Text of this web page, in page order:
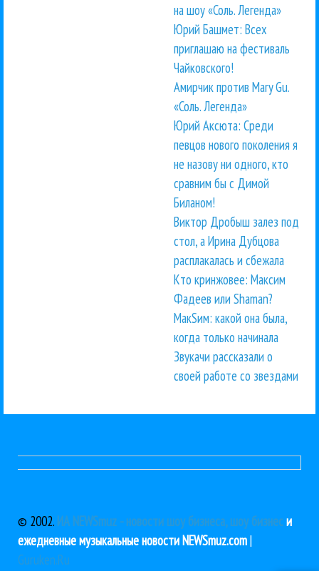
на шоу «Соль. Легенда»
Юрий Башмет: Всех
приглашаю на фестиваль
Чайковского!
Амирчик против Mary Gu.
«Соль. Легенда»
Юрий Аксюта: Среди
певцов нового поколения я
не назову ни одного, кто
сравним бы с Димой
Биланом!
Виктор Дробыш залез под
стол, а Ирина Дубцова
расплакалась и сбежала
Кто кринжовее: Максим
Фадеев или Shaman?
МакSим: какой она была,
когда только начинала
Звукачи рассказали о
своей работе со звездами
© 2002. ИА NEWSmuz - новости шоу бизнеса, шоу бизнеси
ежедневные музыкальные новости NEWSmuz.com|
Guruken.Ru